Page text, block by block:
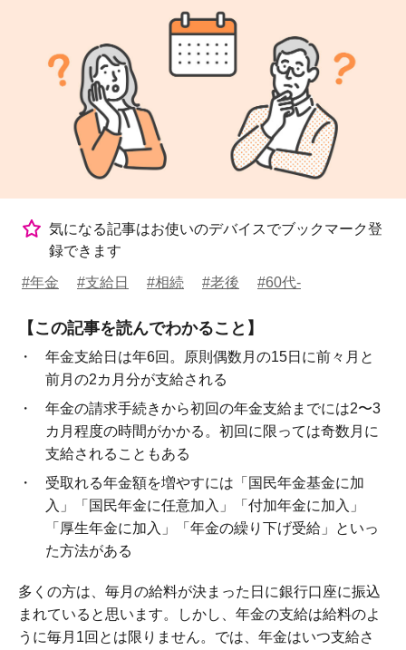
気になる記事はお使いのデバイスでブックマーク登
録できます
#年金 #支給日 #相続 #老後 #60代-
【この記事を読んでわかること】
年金支給日は年6回。原則偶数月の15日に前々月と
前月の2カ月分が支給される
年金の請求手続きから初回の年金支給までには2〜3
カ月程度の時間がかかる。初回に限っては奇数月に
支給されることもある
受取れる年金額を増やすには「国民年金基金に加
入」「国民年金に任意加入」「付加年金に加入」
「厚生年金に加入」「年金の繰り下げ受給」といっ
た方法がある
多くの方は、毎月の給料が決まった日に銀行口座に振込
まれていると思います。しかし、年金の支給は給料のよ
うに毎月1回とは限りません。では、年金はいつ支給さ